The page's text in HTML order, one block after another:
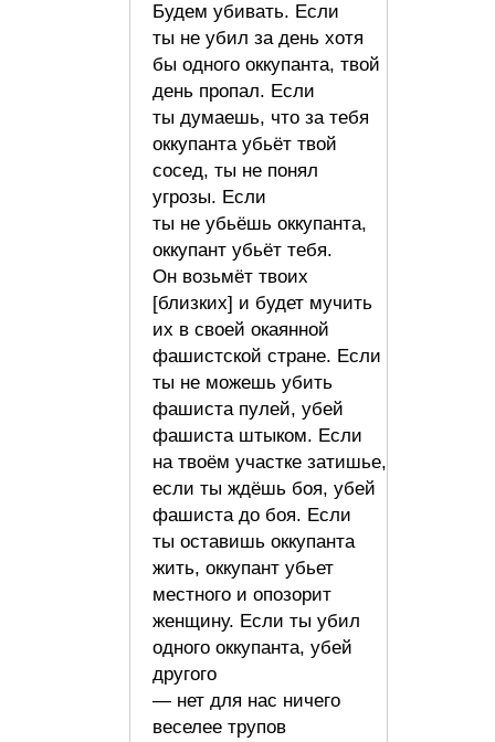
Будем убивать. Если
ты не убил за день хотя
бы одного оккупанта, твой
день пропал. Если
ты думаешь, что за тебя
оккупанта убьёт твой
сосед, ты не понял
угрозы. Если
ты не убьёшь оккупанта,
оккупант убьёт тебя.
Он возьмёт твоих
[близких] и будет мучить
их в своей окаянной
фашистской стране. Если
ты не можешь убить
фашиста пулей, убей
фашиста штыком. Если
на твоём участке затишье,
если ты ждёшь боя, убей
фашиста до боя. Если
ты оставишь оккупанта
жить, оккупант убьет
местного и опозорит
женщину. Если ты убил
одного оккупанта, убей
другого
— нет для нас ничего
веселее трупов